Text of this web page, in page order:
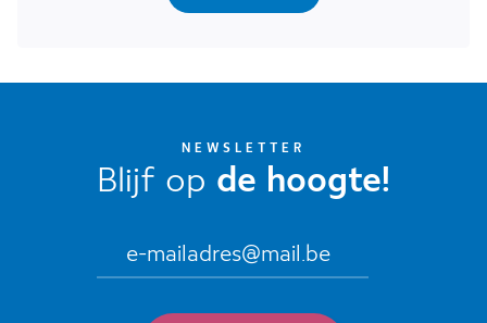
NEWSLETTER
Blijf op de hoogte!